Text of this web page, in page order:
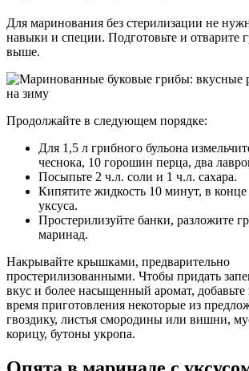
Для маринования без стерилизации не
навыки и специи. Подготовьте и отварите
выше.
Продолжайте в следующем порядке:
Для 1,5 л грибного бульона
чеснока, 10 горошин перца, два
Посыпьте 2 ч.л. соли и 1 ч.л. сахара.
Кипятите жидкость 10 минут, в
уксуса.
Простерилизуйте банки, разложите
маринад.
Накрывайте крышками, предварительно
простерилизованными. Чтобы придать
вкус и более насыщенный аромат, добавьте
время приготовления некоторые из
гвоздику, листья смородины или вишни,
корицу, бутоны укропа.